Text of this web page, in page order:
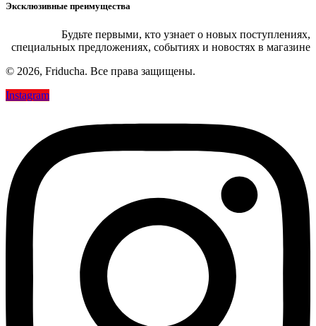
Эксклюзивные преимущества
Будьте первыми, кто узнает о новых поступлениях,
специальных предложениях, событиях и новостях в магазине
© 2026, Friducha. Все права защищены.
Instagram